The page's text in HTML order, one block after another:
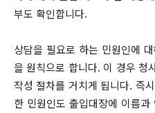
부도 확인합니다.
상담을 필요로 하는 민원인에
을 원칙으로 합니다. 이 경우 청
작성 절차를 거치게 됩니다. 즉
한 민원인도 출입대장에 이름